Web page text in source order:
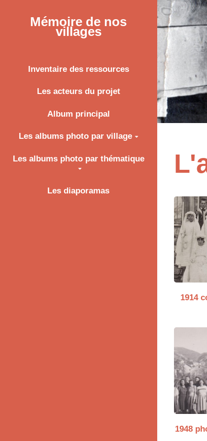
Mémoire de nos
villages
Inventaire des ressources
Les acteurs du projet
Album principal
Les albums photo par village
Les albums photo par thématique
Les diaporamas
1914
1948